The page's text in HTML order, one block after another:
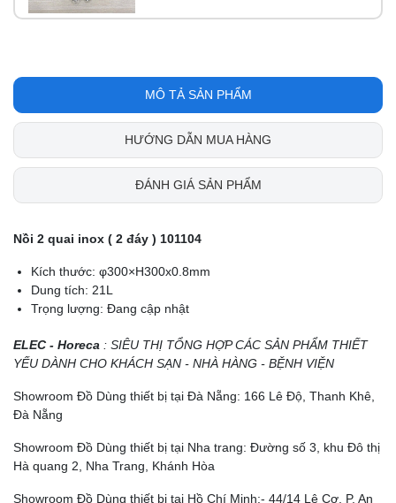
MÔ TẢ SẢN PHẨM
HƯỚNG DẪN MUA HÀNG
ĐÁNH GIÁ SẢN PHẨM
Nồi 2 quai inox ( 2 đáy ) 101104
Kích thước: φ300×H300x0.8mm
Dung tích: 21L
Trọng lượng: Đang cập nhật
ELEC - Horeca : SIÊU THỊ TỔNG HỢP CÁC SẢN PHẨM THIẾT
YẾU DÀNH CHO KHÁCH SẠN - NHÀ HÀNG - BỆNH VIỆN
Showroom Đồ Dùng thiết bị tại Đà Nẵng: 166 Lê Độ, Thanh Khê,
Đà Nẵng
Showroom Đồ Dùng thiết bị tại Nha trang: Đường số 3, khu Đô thị
Hà quang 2, Nha Trang, Khánh Hòa
Showroom Đồ Dùng thiết bị tại Hồ Chí Minh:- 44/14 Lê Cơ, P. An